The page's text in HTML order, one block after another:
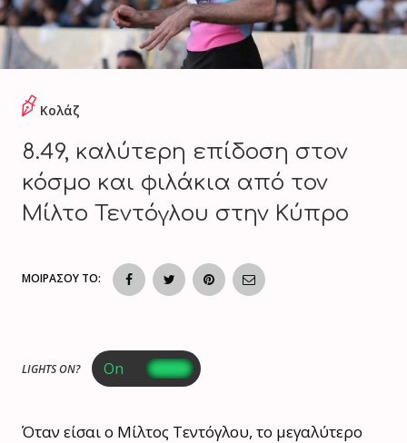
Κολάζ
8.49, καλύτερη επίδοση στον
κόσμο και φιλάκια από τον
Μίλτο Τεντόγλου στην Κύπρο
ΜΟΙΡΑΣΟΥ ΤΟ:
LIGHTS ON?
Όταν είσαι ο Μίλτος Τεντόγλου, το μεγαλύτερο